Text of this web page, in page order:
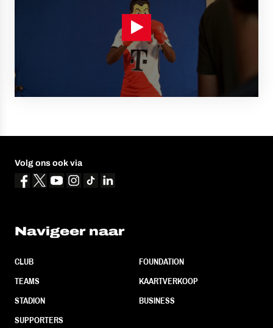
Volg ons ook via
Navigeer naar
CLUB
TEAMS
STADION
SUPPORTERS
FOUNDATION
KAARTVERKOOP
BUSINESS